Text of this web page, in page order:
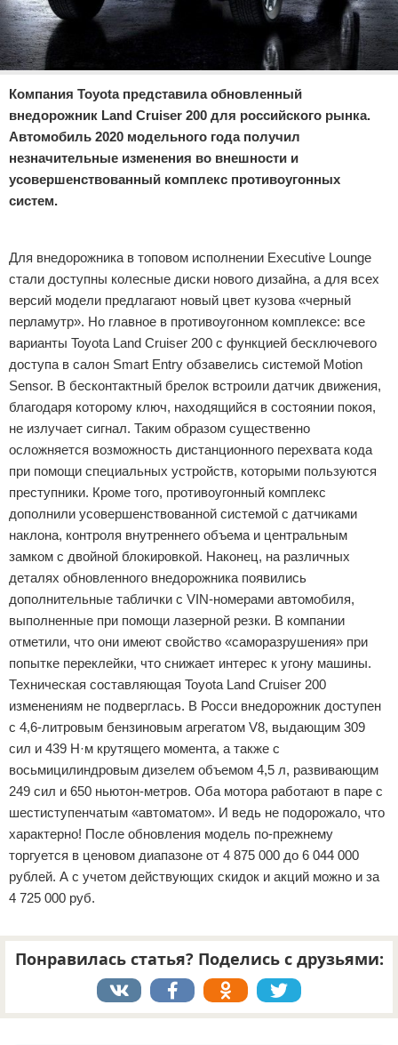
Компания Toyota представила обновленный
внедорожник Land Cruiser 200 для российского рынка.
Автомобиль 2020 модельного года получил
незначительные изменения во внешности и
усовершенствованный комплекс противоугонных
систем.
Для внедорожника в топовом исполнении Executive Lounge
стали доступны колесные диски нового дизайна, а для всех
версий модели предлагают новый цвет кузова «черный
перламутр». Но главное в противоугонном комплексе: все
варианты Toyota Land Cruiser 200 с функцией бесключевого
доступа в салон Smart Entry обзавелись системой Motion
Sensor. В бесконтактный брелок встроили датчик движения,
благодаря которому ключ, находящийся в состоянии покоя,
не излучает сигнал. Таким образом существенно
осложняется возможность дистанционного перехвата кода
при помощи специальных устройств, которыми пользуются
преступники. Кроме того, противоугонный комплекс
дополнили усовершенствованной системой с датчиками
наклона, контроля внутреннего объема и центральным
замком с двойной блокировкой. Наконец, на различных
деталях обновленного внедорожника появились
дополнительные таблички с VIN-номерами автомобиля,
выполненные при помощи лазерной резки. В компании
отметили, что они имеют свойство «саморазрушения» при
попытке переклейки, что снижает интерес к угону машины.
Техническая составляющая Toyota Land Сruiser 200
изменениям не подверглась. В Росси внедорожник доступен
c 4,6-литровым бензиновым агрегатом V8, выдающим 309
сил и 439 Н·м крутящего момента, а также с
восьмицилиндровым дизелем объемом 4,5 л, развивающим
249 сил и 650 ньютон-метров. Оба мотора работают в паре с
шестиступенчатым «автоматом». И ведь не подорожало, что
характерно! После обновления модель по-прежнему
торгуется в ценовом диапазоне от 4 875 000 до 6 044 000
рублей. А с учетом действующих скидок и акций можно и за
4 725 000 руб.
Понравилась статья? Поделись с друзьями: